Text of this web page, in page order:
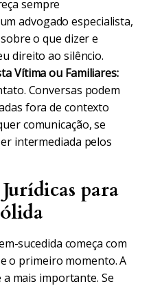
sempre
advogado especialista,
o que dizer e
direito ao silêncio.
Vítima ou Familiares:
Conversas podem
fora de contexto
comunicação, se
intermediada pelos
para
sucedida começa com
o primeiro momento. A
a mais importante. Se